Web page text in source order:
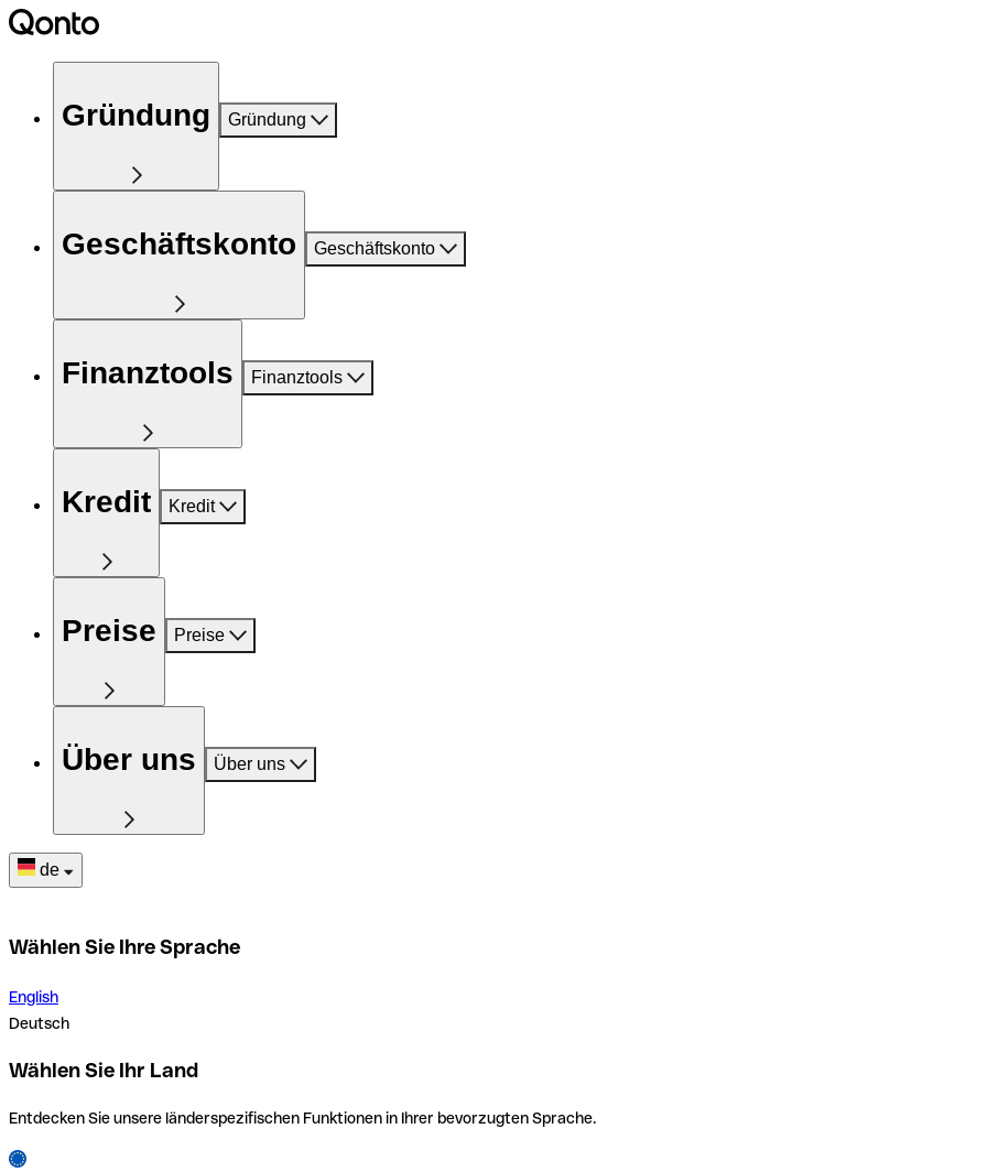
Gründung Gründung
Geschäftskonto Geschäftskonto
Finanztools Finanztools
Kredit Kredit
Preise Preise
Über uns Über uns
de
Wählen Sie Ihre Sprache
English
Deutsch
Wählen Sie Ihr Land
Entdecken Sie unsere länderspezifischen Funktionen in Ihrer bevorzugten Sprache.